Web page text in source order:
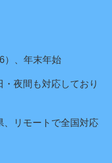
）、年末年始
夜間も対応しており
リモートで全国対応